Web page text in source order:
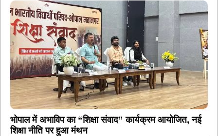
भोपाल में अभाविप का “शिक्षा संवाद” कार्यक्रम आयोजित, नई
शिक्षा नीति पर हुआ मंथन